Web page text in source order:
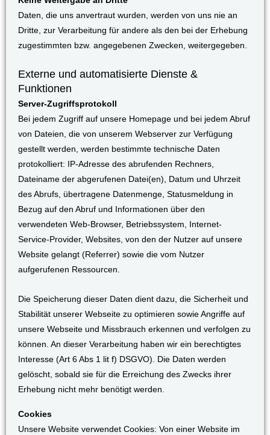
Daten, die uns anvertraut wurden, werden von uns nie an
Dritte, zur Verarbeitung für andere als den bei der Erhebung
zugestimmten bzw. angegebenen Zwecken, weitergegeben.
Externe und automatisierte Dienste &
Funktionen
Server-Zugriffsprotokoll
Bei jedem Zugriff auf unsere Homepage und bei jedem Abruf
von Dateien, die von unserem Webserver zur Verfügung
gestellt werden, werden bestimmte technische Daten
protokolliert: IP-Adresse des abrufenden Rechners,
Dateiname der abgerufenen Datei(en), Datum und Uhrzeit
des Abrufs, übertragene Datenmenge, Statusmeldung in
Bezug auf den Abruf und Informationen über den
verwendeten Web-Browser, Betriebssystem, Internet-
Service-Provider, Websites, von den der Nutzer auf unsere
Website gelangt (Referrer) sowie die vom Nutzer
aufgerufenen Ressourcen.
Die Speicherung dieser Daten dient dazu, die Sicherheit und
Stabilität unserer Webseite zu optimieren sowie Angriffe auf
unsere Webseite und Missbrauch erkennen und verfolgen zu
können. An dieser Verarbeitung haben wir ein berechtigtes
Interesse (Art 6 Abs 1 lit f) DSGVO). Die Daten werden
gelöscht, sobald sie für die Erreichung des Zwecks ihrer
Erhebung nicht mehr benötigt werden.
Cookies
Unsere Website verwendet Cookies: Von einer Website im